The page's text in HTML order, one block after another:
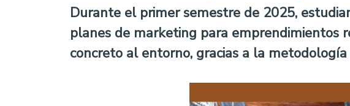
Durante el primer semestre de 2025,
planes de marketing para emprendimientos
concreto al entorno, gracias a la